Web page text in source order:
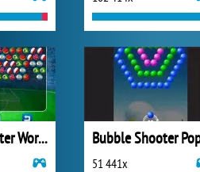
Bubble Shooter World Cup Bubble Shooter
51 441x